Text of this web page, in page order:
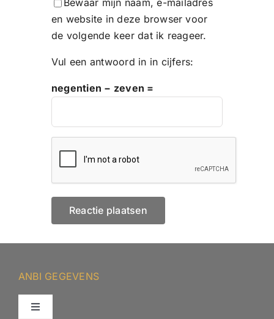
en website in deze browser voor
de volgende keer dat ik reageer.
Vul een antwoord in in cijfers:
negentien − zeven =
ANBI GEGEVENS
Toggle